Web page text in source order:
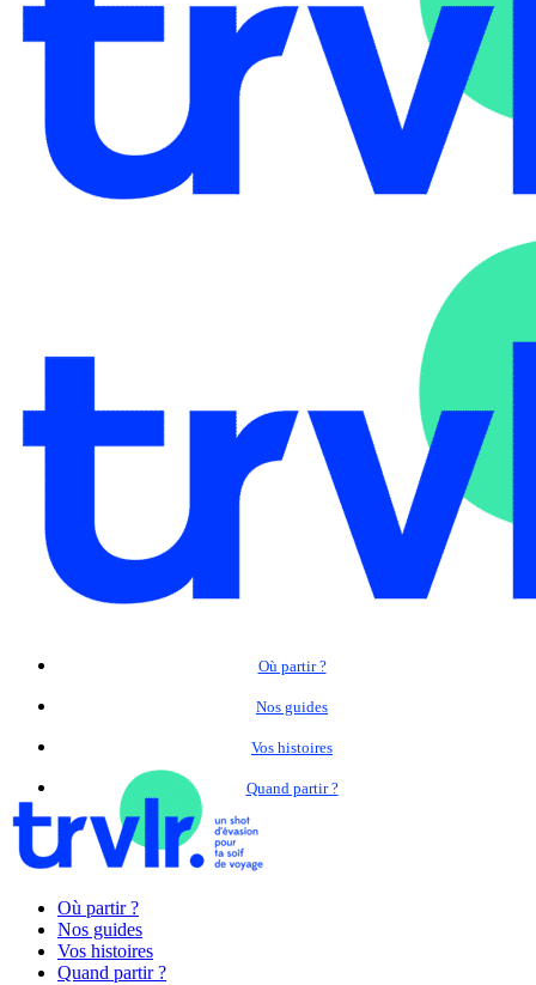
Où partir ?
Nos guides
Vos histoires
Quand partir ?
Où partir ?
Nos guides
Vos histoires
Quand partir ?